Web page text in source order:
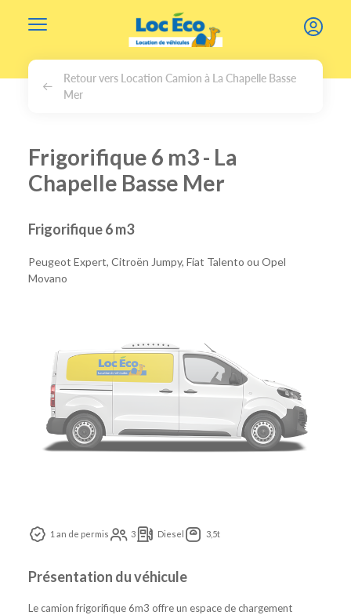
Retour vers Location Camion à La Chapelle Basse
Mer
Frigorifique 6 m3 - La
Chapelle Basse Mer
Frigorifique 6 m3
Peugeot Expert, Citroën Jumpy, Fiat Talento ou Opel
Movano
1 an de permis 3 Diesel 3,5t
Présentation du véhicule
Le camion frigorifique 6m3 offre un espace de chargement